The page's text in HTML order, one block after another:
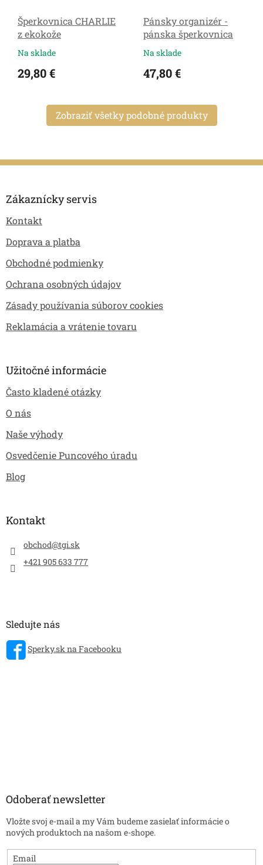
Šperkovnica CHARLIE
z ekokože
Na sklade
29,80 €
Pánsky organizér -
pánska šperkovnica
Na sklade
47,80 €
Zobraziť všetky podobné produkty
Zákaznícky servis
Kontakt
Doprava a platba
Obchodné podmienky
Ochrana osobných údajov
Zásady používania súborov cookies
Reklamácia a vrátenie tovaru
Užitočné informácie
Často kladené otázky
O nás
Naše výhody
Osvedčenie Puncového úradu
Blog
Kontakt
obchod@tgi.sk
+421 905 633 777
Sledujte nás
Sperky.sk na Facebooku
Odoberať newsletter
Vložte svoj e-mail a my Vám budeme zasielať informácie o
nových produktoch na našom e-shope.
Email